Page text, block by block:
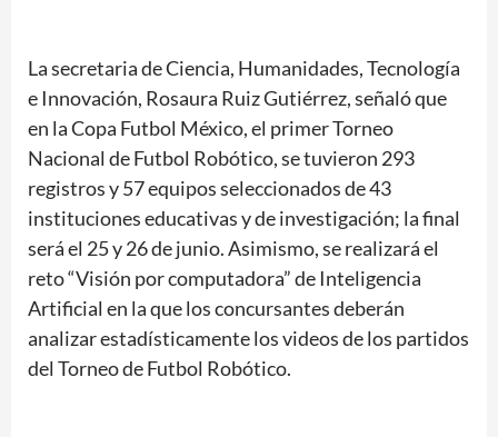
La secretaria de Ciencia, Humanidades, Tecnología
e Innovación, Rosaura Ruiz Gutiérrez, señaló que
en la Copa Futbol México, el primer Torneo
Nacional de Futbol Robótico, se tuvieron 293
registros y 57 equipos seleccionados de 43
instituciones educativas y de investigación; la final
será el 25 y 26 de junio. Asimismo, se realizará el
reto “Visión por computadora” de Inteligencia
Artificial en la que los concursantes deberán
analizar estadísticamente los videos de los partidos
del Torneo de Futbol Robótico.